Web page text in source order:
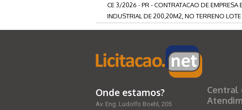
CE 3/2026 - PR - CONTRATACAO DE EMPRESA
INDUSTRIAL DE 200,20M2, NO TERRENO
Onde estamos?
Av. Eng. Ludolfo Boehl, 205
Central